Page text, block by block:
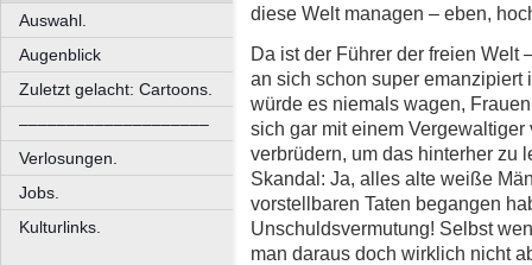
Auswahl.
Augenblick
Zuletzt gelacht: Cartoons.
––––––––––––––––––––
Verlosungen.
Jobs.
Kulturlinks.
diese Welt managen – eben,
Da ist der Führer der freien Welt
an sich schon super
würde es niemals wagen,
sich gar mit einem
verbrüdern, um das hinterher zu
Skandal: Ja, alles alte weiße
vorstellbaren Taten begangen
Unschuldsvermutung! Selbst
man daraus doch wirklich nicht